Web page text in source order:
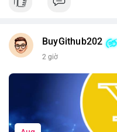
📰 Nguồn: CoinDesk
BuyGithub202
2 giờ